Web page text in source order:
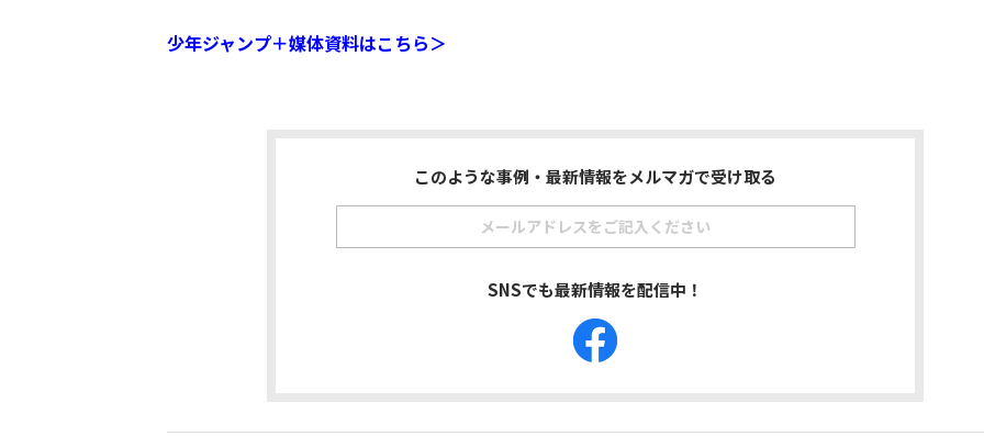
少年ジャンプ＋媒体資料はこちら＞
このような事例・最新情報をメルマガで受け取る
SNSでも最新情報を配信中！